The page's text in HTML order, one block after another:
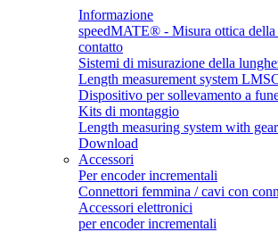
Informazione
speedMATE® - Misura ottica della
contatto
Sistemi di misurazione della
Length measurement system
Dispositivo per sollevamento a
Kits di montaggio
Length measuring system with
Download
Accessori
Per encoder incrementali
Connettori femmina / cavi con
Accessori elettronici
per encoder incrementali